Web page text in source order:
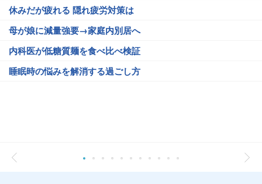
休みだが疲れる 隠れ疲労対策は
母が娘に減量強要→家庭内別居へ
内科医が低糖質麺を食べ比べ検証
睡眠時の悩みを解消する過ごし方